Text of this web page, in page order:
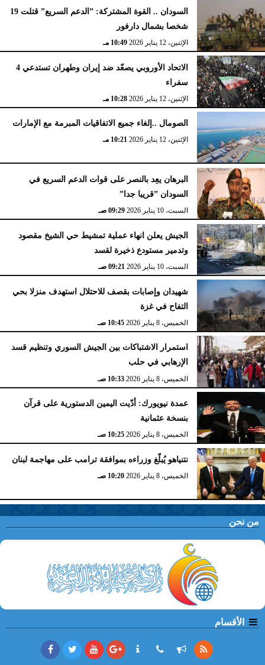
السودان .. القوة المشتركة: ”الدعم السريع” قتلت 19
شخصا بشمال دارفور
الإثنين، 12 يناير 2026 10:49 مـ
الاتحاد الأوروبي يصعّد ضد إيران وطهران تستدعي 4
سفراء
الإثنين، 12 يناير 2026 10:28 مـ
الصومال ..إلغاء جميع الاتفاقيات المبرمة مع الإمارات
الإثنين، 12 يناير 2026 10:21 مـ
البرهان يعِد بالنصر على قوات الدعم السريع في
السودان ”قريبا جدا”
السبت، 10 يناير 2026 09:29 صـ
الجيش يعلن انهاء عملية تمشيط حي الشيخ مقصود
وتدمير مستودع ذخيرة لقسد
السبت، 10 يناير 2026 09:21 صـ
شهيدان وإصابات بقصف للاحتلال استهدف منزلا بحي
التفاح في غزة
الخميس، 8 يناير 2026 10:45 صـ
استمرار الاشتباكات بين الجيش السوري وتنظيم قسد
الإرهابي في حلب
الخميس، 8 يناير 2026 10:33 صـ
عمدة نيويورك: أدّيت اليمين الدستورية على قرآن
بنسخة عثمانية
الخميس، 8 يناير 2026 10:25 صـ
نتنياهو يُبلّغ وزراءه بموافقة ترامب على مهاجمة لبنان
الخميس، 8 يناير 2026 10:20 صـ
من نحن
الأقسام